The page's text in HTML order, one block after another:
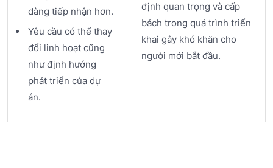
dàng tiếp nhận hơn.
Yêu cầu có thể thay
đổi linh hoạt cũng
như định hướng
phát triển của dự
án.
định quan trọng và cấp
bách trong quá trình triển
khai gây khó khăn cho
người mới bắt đầu.